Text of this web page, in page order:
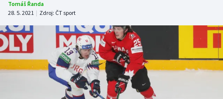
Atletika
Cyklistika
DALŠÍ SPORTY
Americký fotbal
NEPŘEHLÉDNĚTE
Tomáš Řanda
28. 5. 2021 | Zdroj: ČT sport